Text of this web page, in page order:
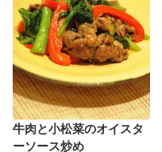
牛肉と小松菜のオイスタ
ーソース炒め